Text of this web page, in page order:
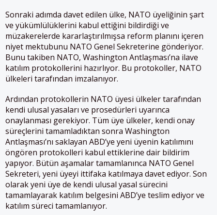
Sonraki adımda davet edilen ülke, NATO üyeliğinin şart
ve yükümlülüklerini kabul ettiğini bildirdiği ve
müzakerelerde kararlaştırılmışsa reform planını içeren
niyet mektubunu NATO Genel Sekreterine gönderiyor.
Bunu takiben NATO, Washington Antlaşması’na ilave
katılım protokollerini hazırlıyor. Bu protokoller, NATO
ülkeleri tarafından imzalanıyor.
Ardından protokollerin NATO üyesi ülkeler tarafından
kendi ulusal yasaları ve prosedürleri uyarınca
onaylanması gerekiyor. Tüm üye ülkeler, kendi onay
süreçlerini tamamladıktan sonra Washington
Antlaşması’nı saklayan ABD’ye yeni üyenin katılımını
öngören protokolleri kabul ettiklerine dair bildirim
yapıyor. Bütün aşamalar tamamlanınca NATO Genel
Sekreteri, yeni üyeyi ittifaka katılmaya davet ediyor. Son
olarak yeni üye de kendi ulusal yasal sürecini
tamamlayarak katılım belgesini ABD’ye teslim ediyor ve
katılım süreci tamamlanıyor.